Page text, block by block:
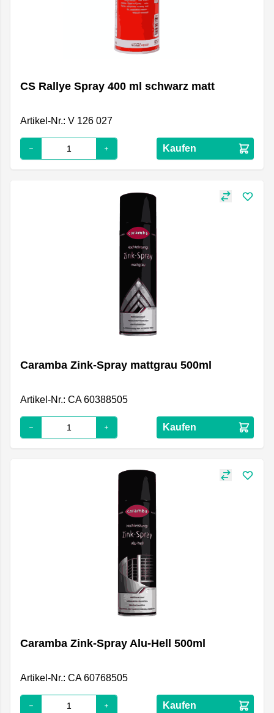
CS Rallye Spray 400 ml schwarz matt
Artikel-Nr.: V 126 027
Kaufen
Caramba Zink-Spray mattgrau 500ml
Artikel-Nr.: CA 60388505
Kaufen
Caramba Zink-Spray Alu-Hell 500ml
Artikel-Nr.: CA 60768505
Kaufen